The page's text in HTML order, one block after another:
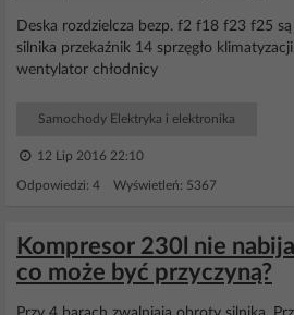
Deska rozdzielcza bezp. f2 f18 f23 f25
silnika przekaźnik 14 sprzęgło
wentylator chłodnicy
Samochody Elektryka i elektronika
12 Lip 2016 22:10
Odpowiedzi: 4 Wyświetleń: 5367
Kompresor 230l nie
co może być przyczyną?